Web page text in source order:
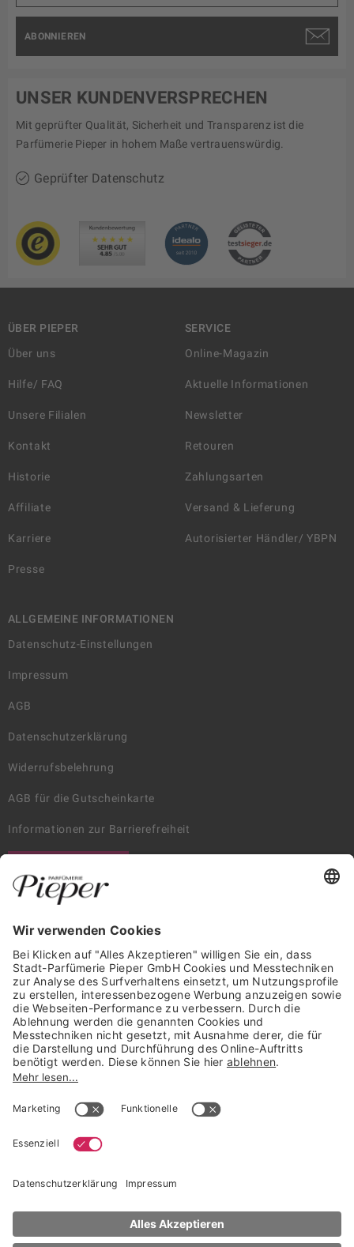
ABONNIEREN
UNSER KUNDENVERSPRECHEN
Mit geprüfter Qualität, Sicherheit und Transparenz ist die
Parfümerie Pieper in hohem Maße vertrauenswürdig.
Geprüfter Datenschutz
ÜBER PIEPER
Über uns
Hilfe/ FAQ
Unsere Filialen
Kontakt
Historie
Affiliate
Karriere
Presse
SERVICE
Online-Magazin
Aktuelle Informationen
Newsletter
Retouren
Zahlungsarten
Versand & Lieferung
Autorisierter Händler/ YBPN
ALLGEMEINE INFORMATIONEN
Datenschutz-Einstellungen
Impressum
AGB
Datenschutzerklärung
Widerrufsbelehrung
AGB für die Gutscheinkarte
Informationen zur Barrierefreiheit
Trusted Shops Mitglied seit 2010
* unverbindliche Preisempfehlung der Verbundgruppe beauty alliance
NACH OBEN